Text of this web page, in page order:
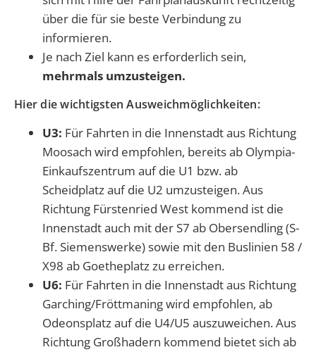
über die für sie beste Verbindung zu
informieren.
Je nach Ziel kann es erforderlich sein,
mehrmals umzusteigen.
Hier die wichtigsten Ausweichmöglichkeiten:
U3: Für Fahrten in die Innenstadt aus Richtung
Moosach wird empfohlen, bereits ab Olympia-
Einkaufszentrum auf die U1 bzw. ab
Scheidplatz auf die U2 umzusteigen. Aus
Richtung Fürstenried West kommend ist die
Innenstadt auch mit der S7 ab Obersendling (S-
Bf. Siemenswerke) sowie mit den Buslinien 58 /
X98 ab Goetheplatz zu erreichen.
U6: Für Fahrten in die Innenstadt aus Richtung
Garching/Fröttmaning wird empfohlen, ab
Odeonsplatz auf die U4/U5 auszuweichen. Aus
Richtung Großhadern kommend bietet sich ab